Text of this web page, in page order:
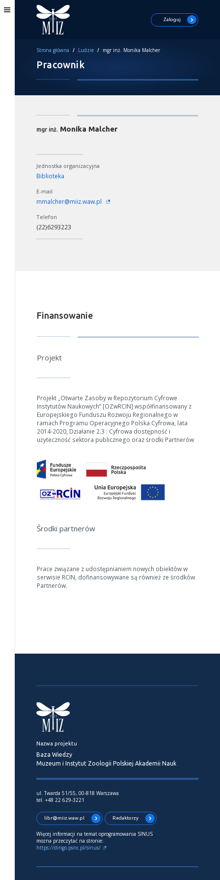
W zależności od ilości danych do przetworzenia generowanie pliku
zmniejszając zakres lat.
Zaloguj
Strona główna / Ludzie / mgr inż. Monika Malcher
Pracownik
mgr inż. Monika Malcher
Jednostka organizacyjna
Biblioteka
E-mail
mmalcher@miiz.waw.pl
Telefon
(22)6293223
Finansowanie
Projekt
Projekt „Otwarte Zasoby w Repozytorium Cyfrowe
Instytutów Naukowych” [OZwRCIN] współfinansowany z
Europejskiego Funduszu Rozwoju Regionalnego w
ramach Programu Operacyjnego Polska Cyfrowa, lata
2014-2020, Działanie 2.3 : Cyfrowa dostępność i
użyteczność sektora publicznego oraz środki Partnerów
Środki partnerów
Prace związane z udostępnianiem nowych obiektów w
serwisie RCIN, dofinansowywane są również ze środków
Partnerów.
Nazwa projektu
Baza Wiedzy
Muzeum i Instytut Zoologii Polskiej Akademii Nauk
ul. Twarda 51/55, 00-818 Warszawa
tel. +48 22 629-3221
libr@miiz.waw.pl Redaktorzy
Więcej informacji na temat oprogramowania SINUS
można przeczytać na stronie:
https://dingo.psnc.pl/sinus/